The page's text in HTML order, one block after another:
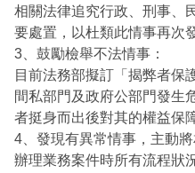
相關法律追究行政、刑事、
要處置，以杜類此情事再次
3、鼓勵檢舉不法情事：
目前法務部擬訂「揭弊者保
間私部門及政府公部門發生
者挺身而出後對其的權益保
4、發現有異常情事，主動
辦理業務案件時所有流程狀